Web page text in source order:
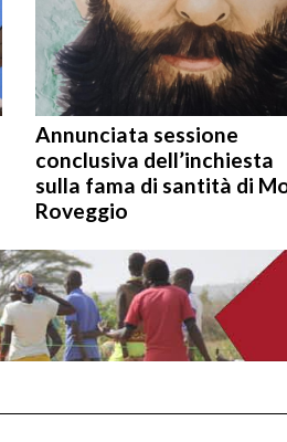
Annunciata sessione
conclusiva dell’inchiesta
sulla fama di santità di
Roveggio